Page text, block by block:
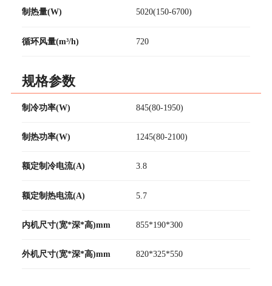
制热量(W) 5020(150-6700)
循环风量(m³/h) 720
规格参数
制冷功率(W) 845(80-1950)
制热功率(W) 1245(80-2100)
额定制冷电流(A) 3.8
额定制热电流(A) 5.7
内机尺寸(宽*深*高)mm 855*190*300
外机尺寸(宽*深*高)mm 820*325*550